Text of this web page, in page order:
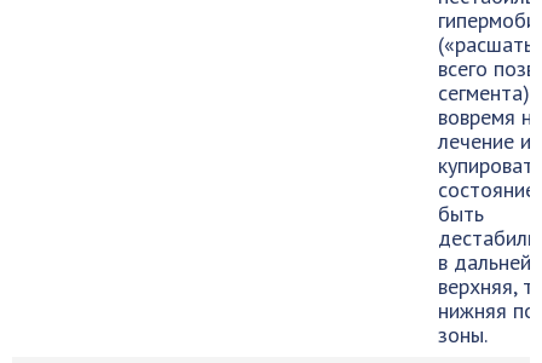
всего
сегмента).
вовремя
лечение и
купировать
быть
в
верхняя,
нижняя
зоны.